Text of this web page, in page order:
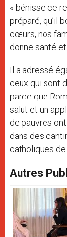
« bénisse ce
préparé, qu’il
cœurs, nos
donne santé
Il a adressé
ceux qui sont
parce que
salut et un
de pauvres
dans des
catholiques de
Autres